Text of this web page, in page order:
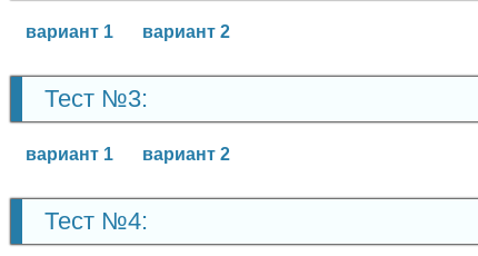
вариант 1 вариант 2
Тест №3:
вариант 1 вариант 2
Тест №4: